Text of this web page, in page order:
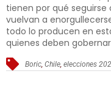
tienen por qué
vuelvan a
todo lo producen en
quienes deben
Boric ,Chile ,elecciones